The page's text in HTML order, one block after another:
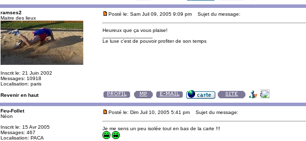
ramses2
Maitre des lieux
Inscrit le: 21 Juin 2002
Messages: 10918
Localisation: paris
Posté le: Sam Juil 09, 2005 9:09 pm Sujet du message:
Heureux que ça vous plaise!
Le luxe c'est de pouvoir profiter de son temps
Revenir en haut
Feu-Follet
Néon
Inscrit le: 15 Avr 2005
Messages: 467
Localisation: PACA
Posté le: Dim Juil 10, 2005 5:41 pm Sujet du message:
Je me sens un peu isolée tout en bas de la carte !!!